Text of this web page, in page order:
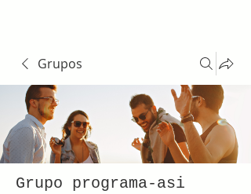
Grupos
Grupo programa-asi